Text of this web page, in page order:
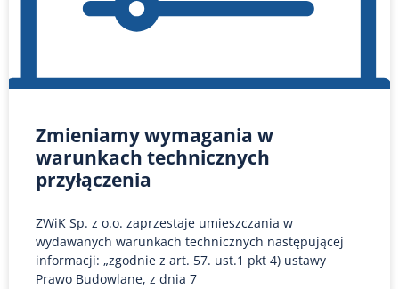
Zmieniamy wymagania w
warunkach technicznych
przyłączenia
ZWiK Sp. z o.o. zaprzestaje umieszczania w
wydawanych warunkach technicznych następującej
informacji: „zgodnie z art. 57. ust.1 pkt 4) ustawy
Prawo Budowlane, z dnia 7